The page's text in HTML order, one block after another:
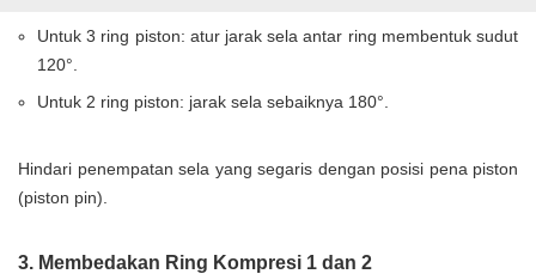
Untuk 3 ring piston: atur jarak sela antar ring membentuk sudut
120°.
Untuk 2 ring piston: jarak sela sebaiknya 180°.
Hindari penempatan sela yang segaris dengan posisi pena piston
(piston pin).
3. Membedakan Ring Kompresi 1 dan 2